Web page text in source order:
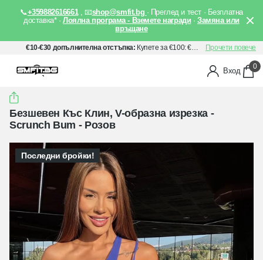
📞+359882616661 , 📧shop@smfit.bg · Преглед и тест · Безплатна
доставка* ·Лоялна програма - Вземете награди ·Замяна или
връщане
€10-€30 допълнителна отстъпка: Купете за €100: €10 отстъпка, Купете за €150: €20 отстъпка, Купете за €200: €30 отстъпка. Прилага се автоматично след добавяне на артикули в количката Ви. Прочети повече
Вход 0
Безшевен Къс Клин, V-образна изрезка -
Scrunch Bum - Розов
Последни бройки!